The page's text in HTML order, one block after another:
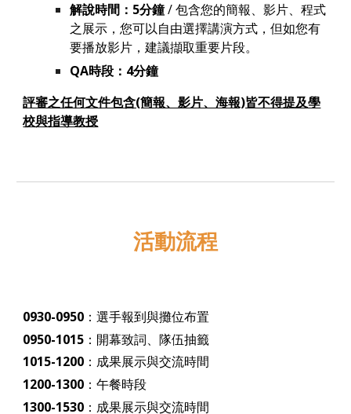
解說時間： 5分鐘/ 包含您的簡報、影片、程式
之展示，您可以自由選擇講演方式，但如您有
要播放影片，建議擷取重要片段。
QA時段： 4分鐘
評審之任何文件包含(簡報、影片、海報)皆不得提及學
校與指導教授
活動流程
0930-0950 ：選手報到與攤位布置
0950-1015 ：開幕致詞、隊伍抽籤
1015-1200 ：成果展示與交流時間
1200-1300 ：午餐時段
1300-1530 ：成果展示與交流時間